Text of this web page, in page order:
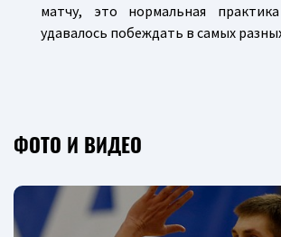
матчу, это нормальная
удавалось побеждать в самых
ФОТО И ВИДЕО